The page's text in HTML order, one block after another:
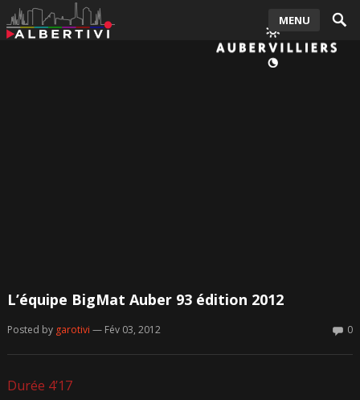
MENU
L’équipe BigMat Auber 93 édition 2012
Posted by garotivi — Fév 03, 2012 0
Durée 4’17